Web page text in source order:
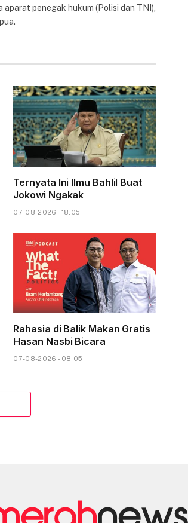
penegak hukum (Polisi dan TNI),
Ternyata Ini Ilmu Bahlil Buat
Jokowi Ngakak
07-08-2026 - 18.05
Rahasia di Balik Makan Gratis
Hasan Nasbi Bicara
07-08-2026 - 08.05